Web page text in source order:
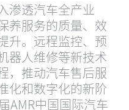
渗透汽车全产业
养服务的质量、效
升。远程监控、预
器人维修等新技术
，推动汽车售后服
化和数字化的新阶
AMR中国国际汽车